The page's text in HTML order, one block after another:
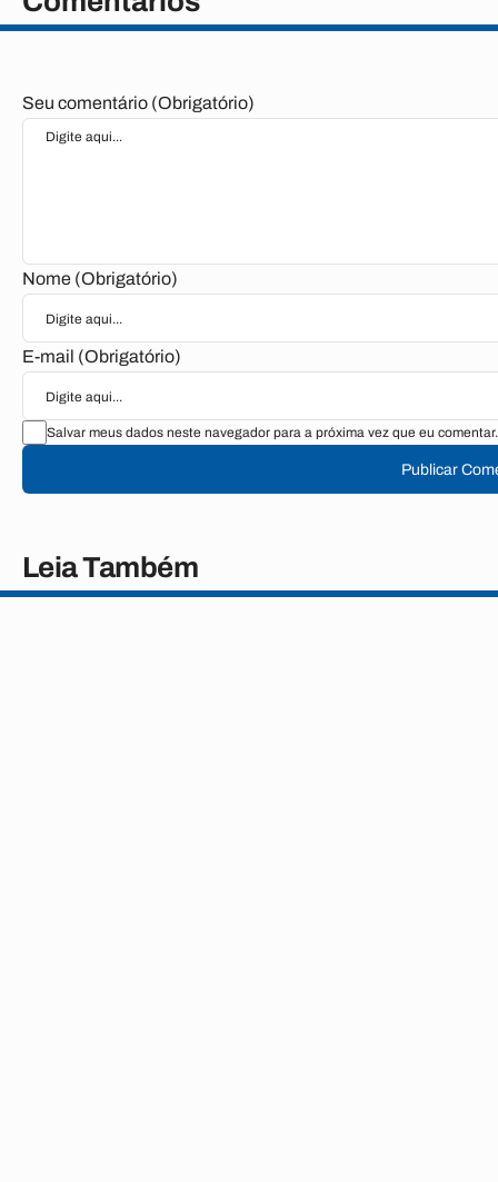
Seu comentário (Obrigatório)
Nome (Obrigatório)
E-mail (Obrigatório)
Salvar meus dados neste navegador para a próxima vez que eu comentar.
Publicar
Leia Também